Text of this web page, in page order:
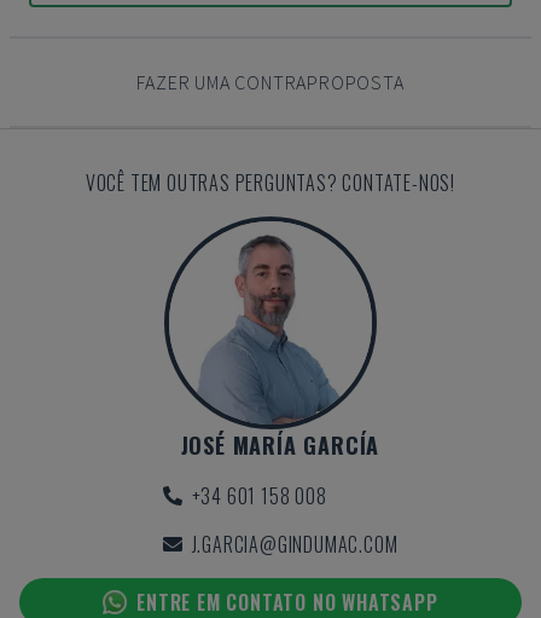
FAZER UMA CONTRAPROPOSTA
VOCÊ TEM OUTRAS PERGUNTAS? CONTATE-NOS!
JOSÉ MARÍA GARCÍA
+34 601 158 008
J.GARCIA@GINDUMAC.COM
ENTRE EM CONTATO NO WHATSAPP